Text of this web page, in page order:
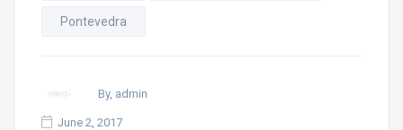
Pontevedra
By, admin
June 2, 2017